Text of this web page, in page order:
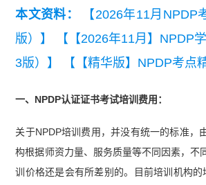
本文资料：
【2026年11月NPDP
版）】
【【2026年11月】NPDP
3版）】
【【精华版】NPDP考点
一、NPDP认证证书考试培训费用：
关于NPDP培训费用，并没有统一的标准，
构根据师资力量、服务质量等不同因素，不
训价格还是会有所差别的。目前培训机构的